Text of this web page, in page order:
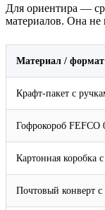
Для ориентира —
материалов. Она не
Материал / формат
Крафт‑пакет с
Гофрокороб FEFCO
Картонная коробка
Почтовый конверт